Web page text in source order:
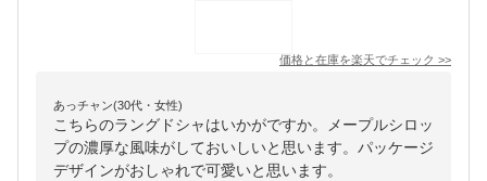
価格と在庫を楽天でチェック >>
あっチャン(30代・女性)
こちらのラングドシャはいかがですか。メープルシロッ
プの濃厚な風味がしておいしいと思います。パッケージ
デザインがおしゃれで可愛いと思います。